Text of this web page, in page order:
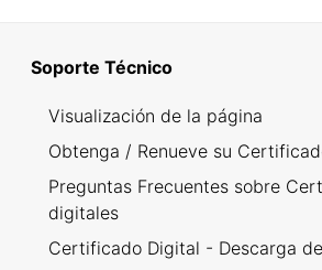
Soporte Técnico
Visualización de la página
Obtenga / Renueve su
Preguntas Frecuentes sobre
digitales
Certificado Digital - Descarga